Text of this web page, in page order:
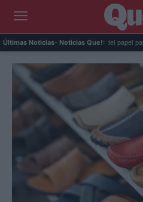
Últimas Noticias- Noticias Que!:
de la nevera: el truco del papel para sabe...